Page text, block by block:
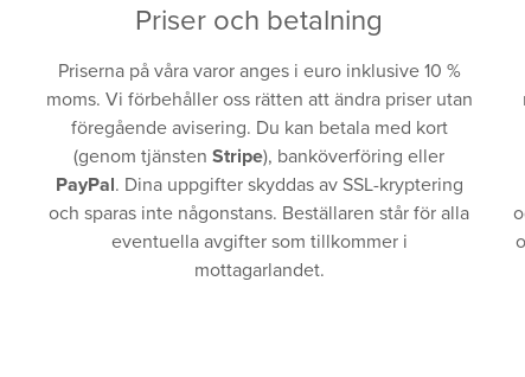
Priser och betalning
Priserna på våra varor anges i euro inklusive 10 %
moms. Vi förbehåller oss rätten att ändra priser utan
föregående avisering. Du kan betala med kort
(genom tjänstenStripe), banköverföring eller
PayPal. Dina uppgifter skyddas av SSL-kryptering
och sparas inte någonstans. Beställaren står för alla
eventuella avgifter som tillkommer i
mottagarlandet.